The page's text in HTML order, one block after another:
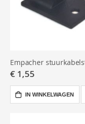
€ 1,55
IN WINKELWAGEN